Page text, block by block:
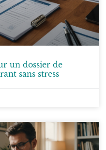
un dossier de
sans stress